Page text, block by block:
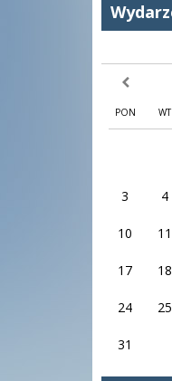
poprzedni
PON WT
3 4
10 11
17 18
24 25
31